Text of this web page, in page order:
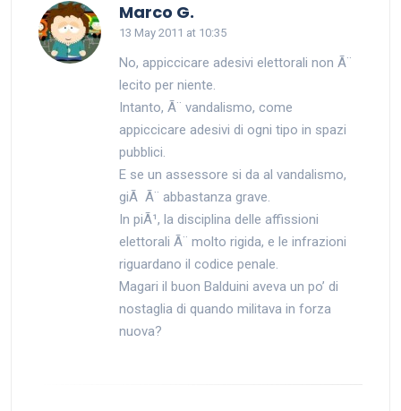
Marco G.
13 May 2011 at 10:35
No, appiccicare adesivi elettorali non Ã¨
lecito per niente.
Intanto, Ã¨ vandalismo, come
appiccicare adesivi di ogni tipo in spazi
pubblici.
E se un assessore si da al vandalismo,
giÃ Ã¨ abbastanza grave.
In piÃ¹, la disciplina delle affissioni
elettorali Ã¨ molto rigida, e le infrazioni
riguardano il codice penale.
Magari il buon Balduini aveva un po’ di
nostaglia di quando militava in forza
nuova?